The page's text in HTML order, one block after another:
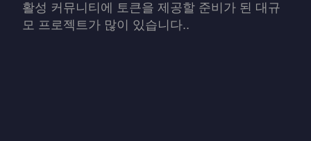
활성 커뮤니티에 토큰을 제공할 준비가 된 대규
모 프로젝트가 많이 있습니다..